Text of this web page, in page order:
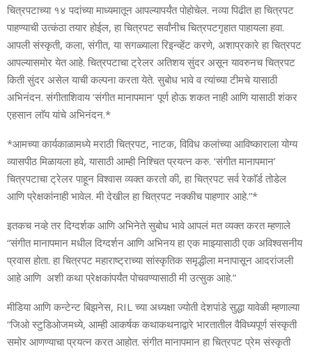
चित्रपटाच्या १४ पदांच्या माध्यमातून आपल्यापर्यंत पोहोचेल. नव्या पिढीत हा चित्रपट
पाहण्याची उत्कंठा तयार होईल, हा चित्रपट सर्वांनीच चित्रपटगृहात पाहायला हवा.
आपली संस्कृती, कला, संगीत, या सगळ्याला रिइन्व्हेंट करणे, अशाप्रकारे हा चित्रपट
आपल्यासमोर येत आहे. चित्रपटाचा ट्रेलर अतिशय सुंदर असून यावरुनच चित्रपट
किती सुंदर असेल याची कल्पना करता येते. सुबोध भावे व त्यांच्या टीमचे यासाठी
अभिनंदन. संगीताशिवाय ‘संगीत मानापमान’ पूर्ण होऊ शकत नाही आणि यासाठी शंकर
एहसान लाॅय यांचे अभिनंदन.*
*आमच्या कार्यकाळामध्ये मराठी चित्रपट, नाटक, विविध कलांच्या आविष्काराला योग्य
व्यासपीठ मिळायला हवे, यासाठी आम्ही निश्चित प्रयत्न करु. ‘संगीत मानापमान’
चित्रपटाचा ट्रेलर पाहून विश्वास व्यक्त करतो की, हा चित्रपट सर्व रेकाॅर्ड तोडेल
आणि प्रेक्षकांनाही भावेल. मी देखील हा चित्रपट नक्कीच पाहणार आहे.”*
इतकच नव्हे तर दिग्दर्शक आणि अभिनेते सुबोध भावे आपलं मत व्यक्त करत म्हणाले
“संगीत मानापमान मधील दिग्दर्शन आणि अभिनय हा एक माझ्यासाठी एक अविश्वसनीय
प्रवास होता. हा चित्रपट महाराष्ट्राच्या सांस्कृतिक समृद्धीला मनापासून आदरांजली
आहे आणि अशी कथा प्रेक्षकांपर्यंत पोचवण्यासाठी मी उत्सुक आहे.”
मीडिया आणि कन्टेन्ट बिझनेस, RIL च्या अध्यक्षा ज्योती देशपांडे सुद्धा यावेळी म्हणाल्या
“जिओ स्टुडिओजमध्ये, आम्ही आकर्षक कथाकथनाद्वारे भारतातील वैविध्यपूर्ण संस्कृती
समोर आणण्याचा प्रयत्न करत आहोत. संगीत मानापमान हा चित्रपट प्रेम संस्कृती